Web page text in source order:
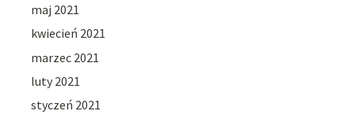
maj 2021
kwiecień 2021
marzec 2021
luty 2021
styczeń 2021